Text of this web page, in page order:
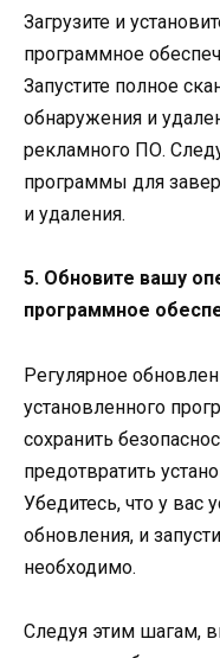
Загрузите и
программное
Запустите полное
обнаружения и
рекламного ПО.
программы для
и удаления.
5. Обновите вашу
программное
Регулярное
установленного
сохранить
предотвратить
Убедитесь, что у вас
обновления, и
необходимо.
Следуя этим шагам,